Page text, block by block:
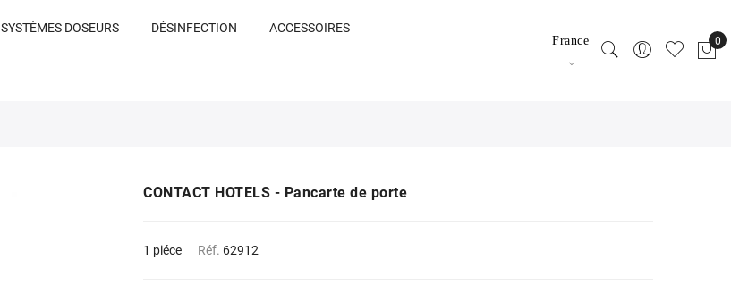
SYSTÈMES DOSEURS DÉSINFECTION ACCESSOIRES
France
CONTACT HOTELS - Pancarte de porte
1 piéce Réf. 62912